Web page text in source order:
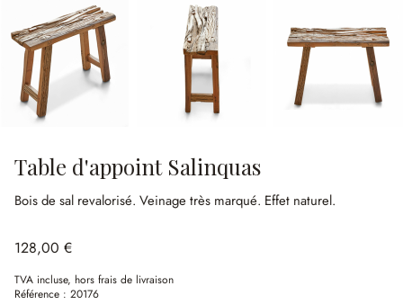
Table d'appoint Salinquas
Bois de sal revalorisé. Veinage très marqué. Effet naturel.
128,00 €
TVA incluse, hors frais de livraison
Référence : 20176